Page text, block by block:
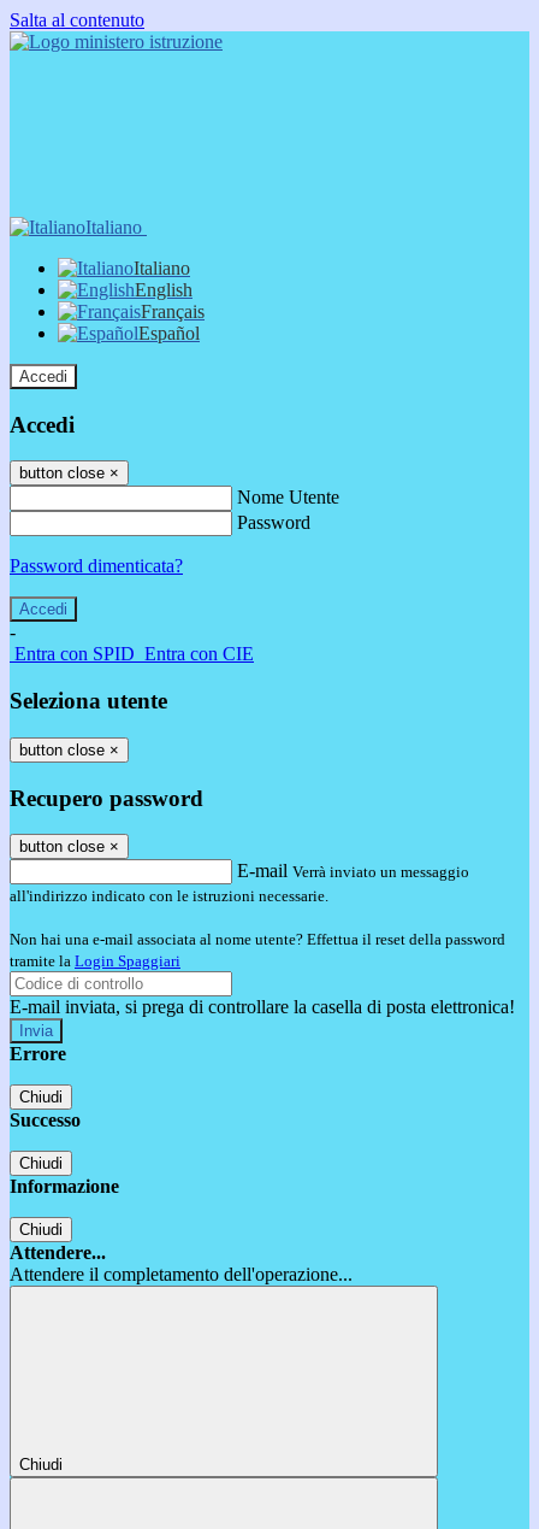
Salta al contenuto
Italiano
Italiano
English
Français
Español
Accedi
Accedi
button close ×
Nome Utente
Password
Password dimenticata?
-
Entra con SPID Entra con CIE
Seleziona utente
button close ×
Recupero password
button close ×
E-mail Verrà inviato un messaggio
all'indirizzo indicato con le istruzioni necessarie.
Non hai una e-mail associata al nome utente? Effettua il reset della password
tramite la Login Spaggiari
E-mail inviata, si prega di controllare la casella di posta elettronica!
Errore
Chiudi
Successo
Chiudi
Informazione
Chiudi
Attendere...
Attendere il completamento dell'operazione...
Chiudi